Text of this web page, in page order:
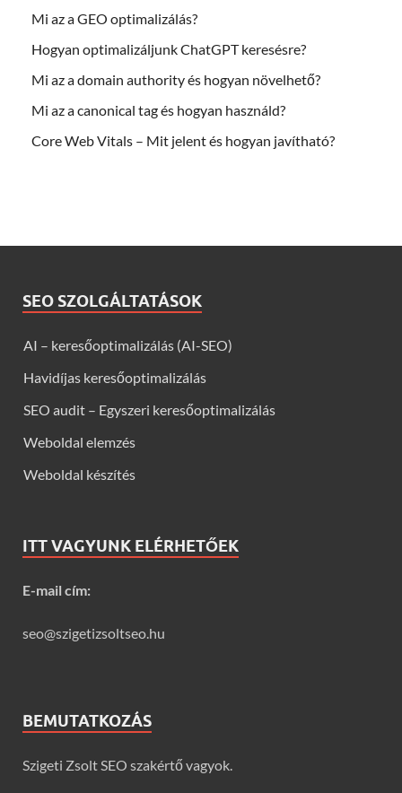
Mi az a GEO optimalizálás?
Hogyan optimalizáljunk ChatGPT keresésre?
Mi az a domain authority és hogyan növelhető?
Mi az a canonical tag és hogyan használd?
Core Web Vitals – Mit jelent és hogyan javítható?
SEO SZOLGÁLTATÁSOK
AI – keresőoptimalizálás (AI-SEO)
Havidíjas keresőoptimalizálás
SEO audit – Egyszeri keresőoptimalizálás
Weboldal elemzés
Weboldal készítés
ITT VAGYUNK ELÉRHETŐEK
E-mail cím:
seo@szigetizsoltseo.hu
BEMUTATKOZÁS
Szigeti Zsolt SEO szakértő vagyok.